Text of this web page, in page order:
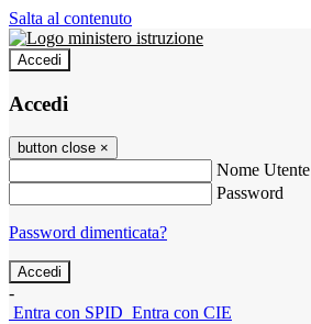
Salta al contenuto
Accedi
Accedi
button close ×
Nome Utente
Password
Password dimenticata?
-
Entra con SPID Entra con CIE